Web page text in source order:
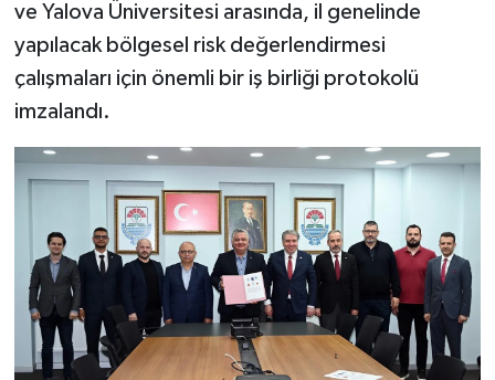
ve Yalova Üniversitesi arasında, il genelinde
yapılacak bölgesel risk değerlendirmesi
çalışmaları için önemli bir iş birliği protokolü
imzalandı.